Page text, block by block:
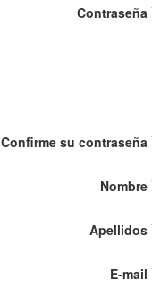
Contraseña
Confirme su contraseña
Nombre
Apellidos
E-mail